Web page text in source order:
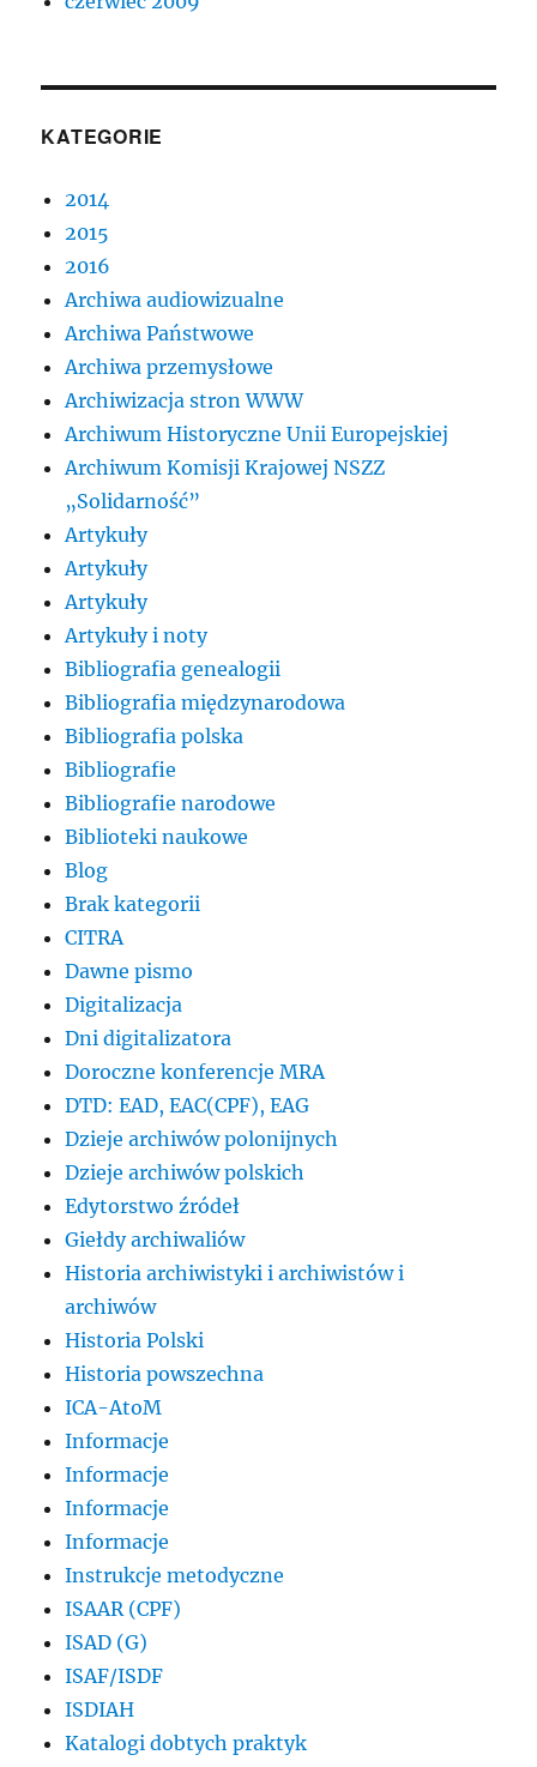
KATEGORIE
2014
2015
2016
Archiwa audiowizualne
Archiwa Państwowe
Archiwa przemysłowe
Archiwizacja stron WWW
Archiwum Historyczne Unii Europejskiej
Archiwum Komisji Krajowej NSZZ
„Solidarność”
Artykuły
Artykuły
Artykuły
Artykuły i noty
Bibliografia genealogii
Bibliografia międzynarodowa
Bibliografia polska
Bibliografie
Bibliografie narodowe
Biblioteki naukowe
Blog
Brak kategorii
CITRA
Dawne pismo
Digitalizacja
Dni digitalizatora
Doroczne konferencje MRA
DTD: EAD, EAC(CPF), EAG
Dzieje archiwów polonijnych
Dzieje archiwów polskich
Edytorstwo źródeł
Giełdy archiwaliów
Historia archiwistyki i archiwistów i
archiwów
Historia Polski
Historia powszechna
ICA-AtoM
Informacje
Informacje
Informacje
Informacje
Instrukcje metodyczne
ISAAR (CPF)
ISAD (G)
ISAF/ISDF
ISDIAH
Katalogi dobtych praktyk